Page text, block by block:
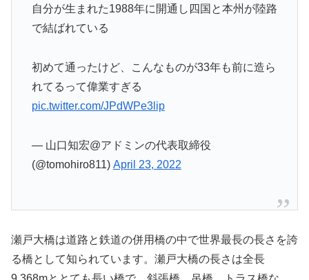
自分が生まれた1988年に開通し四国と本州が陸路
で結ばれている
初めて通ったけど、こんなものが33年も前に造ら
れてるって偉業すぎる
pic.twitter.com/JPdWPe3lip
— 山口知宏@アドミンの代表取締役
(@tomohiro811) April 23, 2022
瀬戸大橋は道路と鉄道の併用橋の中で世界最長の長さを誇
る橋として知られています。瀬戸大橋の長さは全長